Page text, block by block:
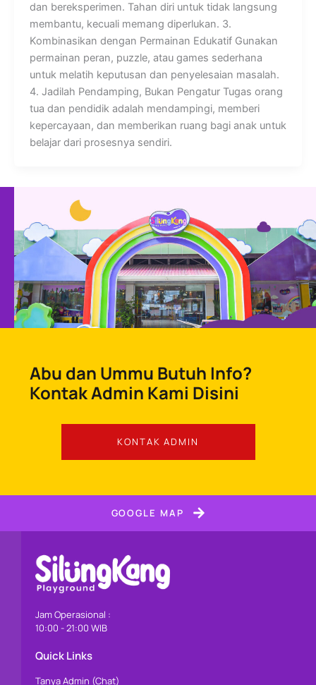
dan bereksperimen. Tahan diri untuk tidak langsung
membantu, kecuali memang diperlukan. 3.
Kombinasikan dengan Permainan Edukatif Gunakan
permainan peran, puzzle, atau games sederhana
untuk melatih keputusan dan penyelesaian masalah.
4. Jadilah Pendamping, Bukan Pengatur Tugas orang
tua dan pendidik adalah mendampingi, memberi
kepercayaan, dan memberikan ruang bagi anak untuk
belajar dari prosesnya sendiri.
Abu dan Ummu Butuh Info?
Kontak Admin Kami Disini
KONTAK ADMIN
GOOGLE MAP
Jam Operasional :
10:00 - 21:00 WIB
Quick Links
Tanya Admin (Chat)